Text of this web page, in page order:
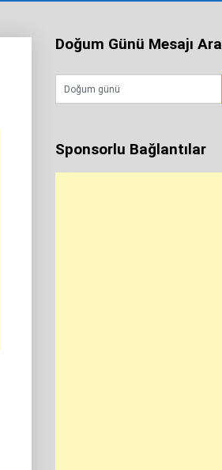
Doğum Günü Mesajı Ara
Sponsorlu Bağlantılar